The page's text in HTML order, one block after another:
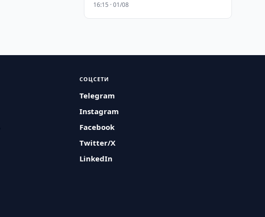
16:15 · 01/08
СОЦСЕТИ
Telegram
Instagram
Facebook
Twitter/X
LinkedIn